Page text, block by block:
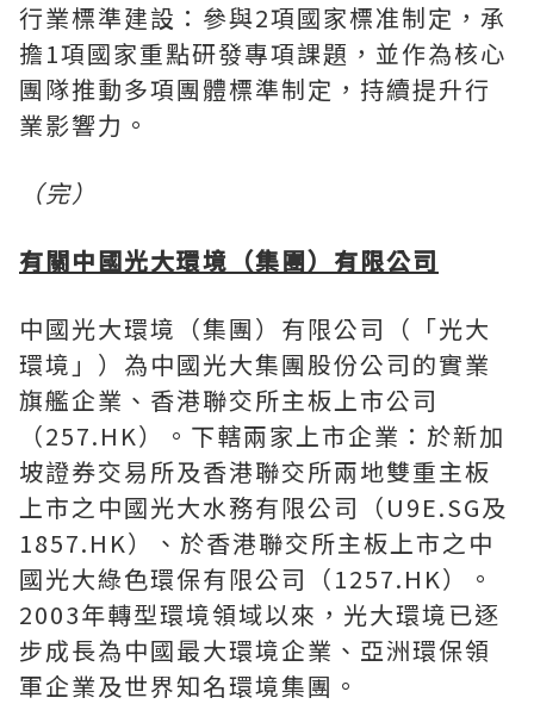
行業標準建設：參與2項國家標准制定，承
擔1項國家重點研發專項課題，並作為核心
團隊推動多項團體標準制定，持續提升行
業影響力。
（完）
有關中國光大環境（集團）有限公司
中國光大環境（集團）有限公司（「光大
環境」）為中國光大集團股份公司的實業
旗艦企業、香港聯交所主板上市公司
（257.HK）。下轄兩家上市企業：於新加
坡證券交易所及香港聯交所兩地雙重主板
上市之中國光大水務有限公司（U9E.SG及
1857.HK）、於香港聯交所主板上市之中
國光大綠色環保有限公司（1257.HK）。
2003年轉型環境領域以來，光大環境已逐
步成長為中國最大環境企業、亞洲環保領
軍企業及世界知名環境集團。